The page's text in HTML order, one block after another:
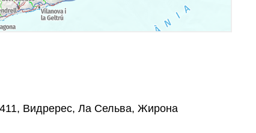
Видререс, Ла Сельва, Жирона